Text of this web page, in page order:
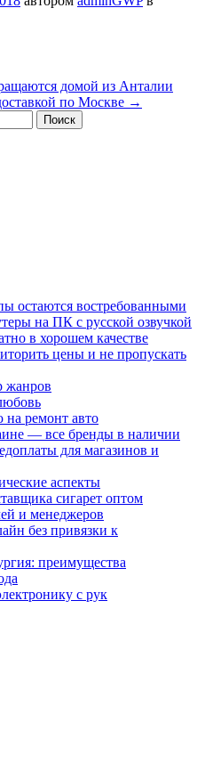
домой из Анталии
по Москве →
остаются востребованными
на ПК с русской озвучкой
в хорошем качестве
цены и не пропускать
жанров
на ремонт авто
— все бренды в наличии
для магазинов и
аспекты
сигарет оптом
и менеджеров
без привязки к
преимущества
с рук